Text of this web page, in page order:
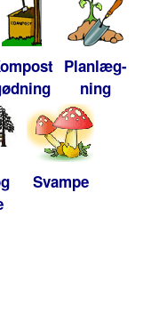
Planlæg-
ning
Svampe